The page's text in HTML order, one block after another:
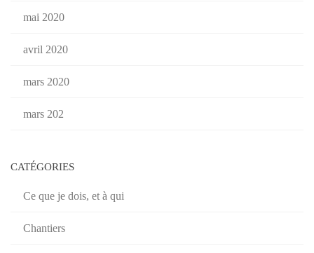
mai 2020
avril 2020
mars 2020
mars 202
CATÉGORIES
Ce que je dois, et à qui
Chantiers